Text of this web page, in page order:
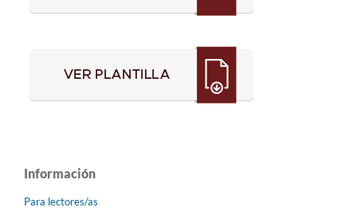
Información
Para lectores/as